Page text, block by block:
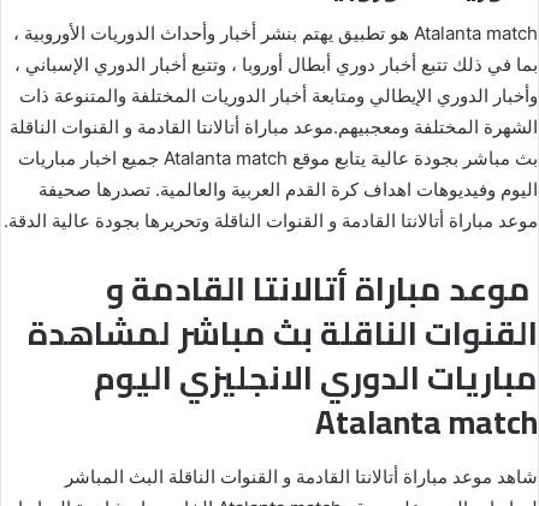
Atalanta match هو تطبيق يهتم بنشر أخبار وأحداث الدوريات الأوروبية ،
بما في ذلك تتبع أخبار دوري أبطال أوروبا ، وتتبع أخبار الدوري الإسباني ،
وأخبار الدوري الإيطالي ومتابعة أخبار الدوريات المختلفة والمتنوعة ذات
الشهرة المختلفة ومعجبيهم.موعد مباراة أتالانتا القادمة و القنوات الناقلة
بث مباشر بجودة عالية يتابع موقع Atalanta match جميع اخبار مباريات
اليوم وفيديوهات اهداف كرة القدم العربية والعالمية. تصدرها صحيفة
موعد مباراة أتالانتا القادمة و القنوات الناقلة وتحريرها بجودة عالية الدقة.
موعد مباراة أتالانتا القادمة و
القنوات الناقلة بث مباشر لمشاهدة
مباريات الدوري الانجليزي اليوم
Atalanta match
شاهد موعد مباراة أتالانتا القادمة و القنوات الناقلة البث المباشر